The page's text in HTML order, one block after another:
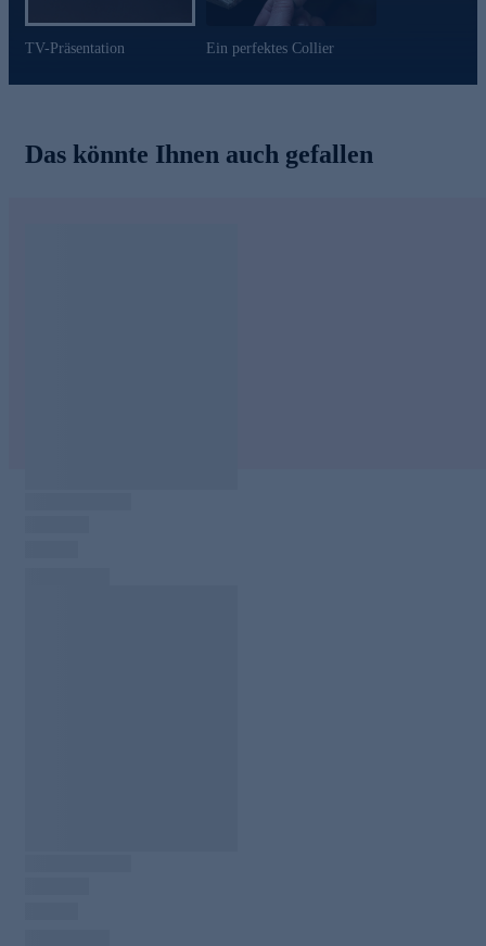
TV-Präsentation Ein perfektes Collier
Das könnte Ihnen auch gefallen